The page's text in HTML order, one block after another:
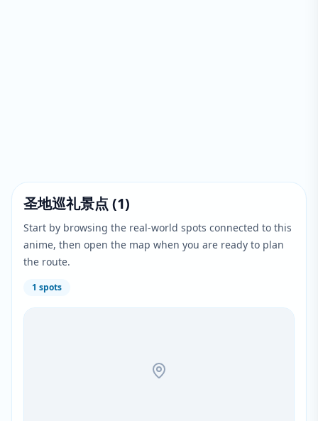
圣地巡礼景点 (1)
Start by browsing the real-world spots connected to this
anime, then open the map when you are ready to plan
the route.
1 spots